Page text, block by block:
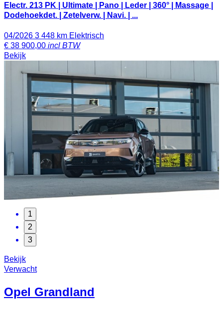
Electr. 213 PK | Ultimate | Pano | Leder | 360° | Massage |
Dodehoekdet. | Zetelverw. | Navi. | ...
04/2026 3 448 km Elektrisch
€ 38 900,00 incl BTW
Bekijk
1
2
3
Bekijk
Verwacht
Opel Grandland